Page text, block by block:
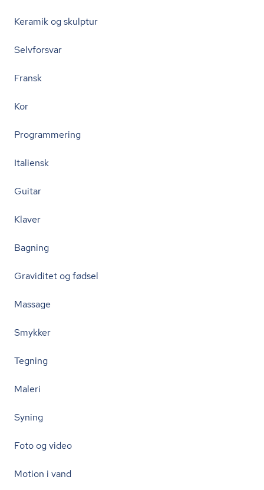
Keramik og skulptur
Selvforsvar
Fransk
Kor
Programmering
Italiensk
Guitar
Klaver
Bagning
Graviditet og fødsel
Massage
Smykker
Tegning
Maleri
Syning
Foto og video
Motion i vand